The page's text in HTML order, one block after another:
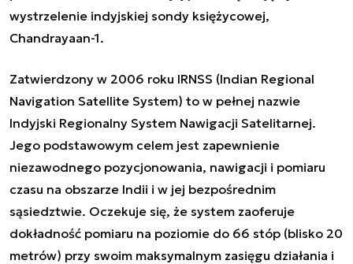
wystrzelenie indyjskiej sondy księżycowej,
Chandrayaan-1.
Zatwierdzony w 2006 roku IRNSS (Indian Regional
Navigation Satellite System) to w pełnej nazwie
Indyjski Regionalny System Nawigacji Satelitarnej.
Jego podstawowym celem jest zapewnienie
niezawodnego pozycjonowania, nawigacji i pomiaru
czasu na obszarze Indii i w jej bezpośrednim
sąsiedztwie. Oczekuje się, że system zaoferuje
dokładność pomiaru na poziomie do 66 stóp (blisko 20
metrów) przy swoim maksymalnym zasięgu działania i